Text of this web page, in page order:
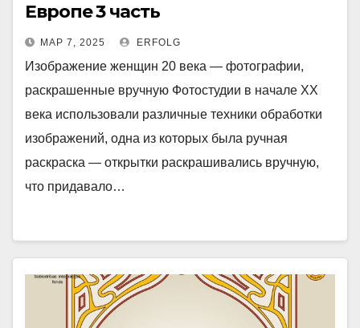
Европе 3 часть
МАР 7, 2025 ERFOLG
Изображение женщин 20 века — фотографии,
раскрашенные вручную Фотостудии в начале XX
века использовали различные техники обработки
изображений, одна из которых была ручная
раскраска — открытки раскрашивались вручную,
что придавало…